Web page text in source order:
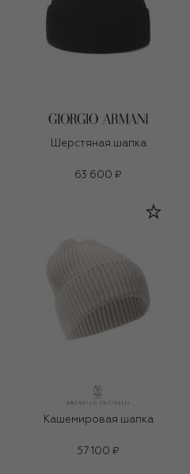
Шерстяная шапка
63 600 ₽
Кашемировая шапка
57 100 ₽